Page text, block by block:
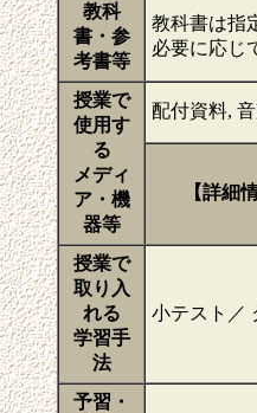
教科
書・参
考書等
教科書は指
必要に応じ
授業で
使用す
る
メディ
ア・機
器等
配付資料, 音
【詳細
授業で
取り入
れる
学習手
法
小テスト／
予習・